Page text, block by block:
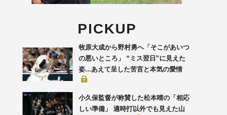
PICKUP
牧原大成から野村勇へ「そこがあいつ
の悪いところ」 “ミス翌日”に見えた
姿...あえて呈した苦言と本気の愛情
小久保監督が称賛した松本晴の「相応
しい準備」 適時打以外でも見えた山